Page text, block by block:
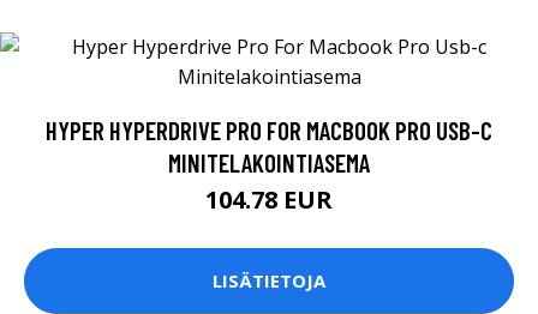
HYPER HYPERDRIVE PRO FOR MACBOOK PRO USB-C
MINITELAKOINTIASEMA
104.78 EUR
LISÄTIETOJA